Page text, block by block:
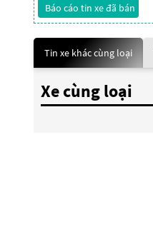
Báo cáo tin xe đã bán
Tin xe khác cùng loại
Xe cùng loại